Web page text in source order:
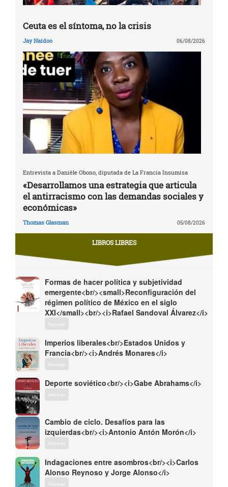
Ceuta es el síntoma, no la crisis
Jay Naidoo 06/08/2026
Entrevista a Danièle Obono, diputada de La Francia Insumisa
«Desarrollamos una estrategia que articula
el antirracismo con las demandas sociales y
económicas»
Thomas Glasman 05/08/2026
LIBROS LIBRES
Formas de hacer política y subjetividad
emergente<br/><small>Reconfiguración del
régimen político de México en el siglo
XXI</small><br/><i>Rafael Sandoval Álvarez</i>
Descargar
Imperios liberales<br/>Estados Unidos y
Francia<br/><i>Andrés Monares</i>
Descargar
Deporte soviético<br/><i>Gabe Abrahams</i>
Descargar
Cambio de ciclo. Desafíos para las
izquierdas<br/><i>Antonio Antón Morón</i>
Descargar
Indagaciones entre asombros<br/><i>Carlos
Alonso Reynoso y Jorge Alonso</i>
Descargar